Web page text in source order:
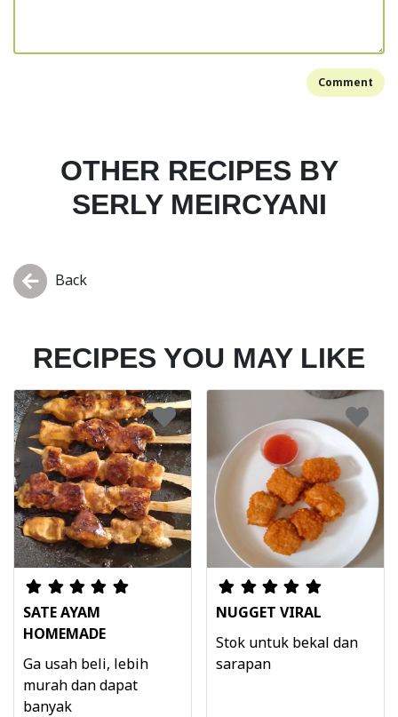
Comment
OTHER RECIPES BY
SERLY MEIRCYANI
Back
RECIPES YOU MAY LIKE
SATE AYAM
HOMEMADE
Ga usah beli, lebih
murah dan dapat
banyak
NUGGET VIRAL
Stok untuk bekal dan
sarapan